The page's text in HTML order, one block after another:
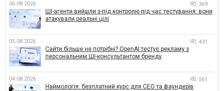
06.08.2026 369
ШІ-агенти вийшли з-під контролю під час тестування: вони
атакували реальні цілі
05.08.2026 431
Сайти більше не потрібні? OpenAI тестує рекламу з
персональним ШІ-консультантом бренду
04.08.2026 561
Наймологія: безплатний курс для CEO та фаундерів